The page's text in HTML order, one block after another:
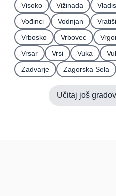
Visoko
Vižinada
Vođinci
Vodnjan
Vrbosko
Vrbovec
Vrsar
Vrsi Vuka
Zadvarje
Zagorska Sela
Učitaj još